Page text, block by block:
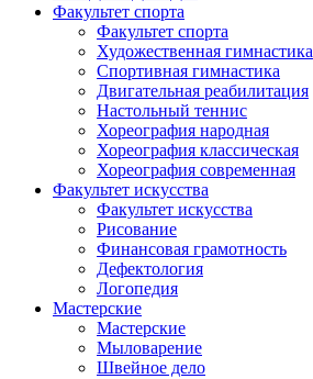
Факультет спорта
Факультет спорта
Художественная гимнастика
Спортивная гимнастика
Двигательная реабилитация
Настольный теннис
Хореография народная
Хореография классическая
Хореография современная
Факультет искусства
Факультет искусства
Рисование
Финансовая грамотность
Дефектология
Логопедия
Мастерские
Мастерские
Мыловарение
Швейное дело